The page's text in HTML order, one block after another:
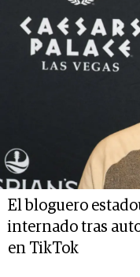
El bloguero
internado tras
en TikTok